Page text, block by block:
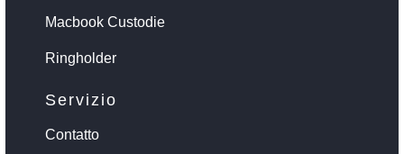
Macbook Custodie
Ringholder
Servizio
Contatto